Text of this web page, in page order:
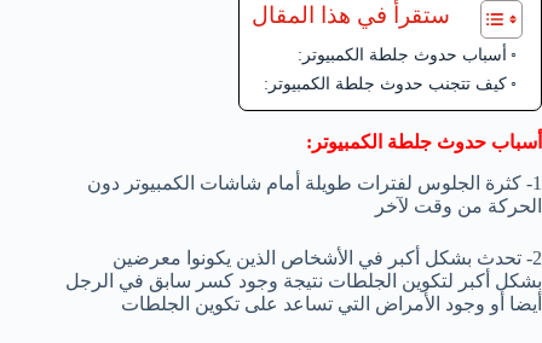
ستقرأ في هذا المقال
أسباب حدوث جلطة الكمبيوتر:
كيف تتجنب حدوث جلطة الكمبيوتر:
أسباب حدوث جلطة الكمبيوتر:
1- كثرة الجلوس لفترات طويلة أمام شاشات الكمبيوتر دون
الحركة من وقت لآخر
2- تحدث بشكل أكبر في الأشخاص الذين يكونوا معرضين
بشكل أكبر لتكوين الجلطات نتيجة وجود كسر سابق في الرجل
أيضا أو وجود الأمراض التي تساعد على تكوين الجلطات